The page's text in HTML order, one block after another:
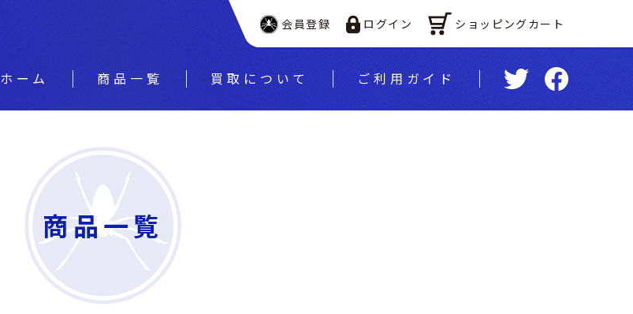
会員登録 ログイン ショッピングカート
ホーム 商品一覧 買取について ご利⽤ガイド
商品一覧